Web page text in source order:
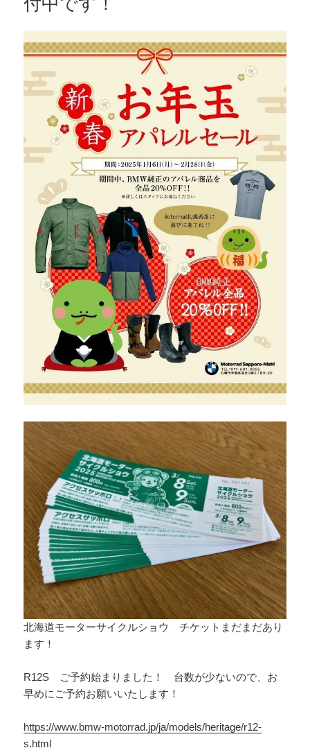
北海道モーターサイクルショウ チケットまだまだあり
ます！
R12S ご予約始まりました！ 台数が少ないので、お
早めにご予約お願いいたします！
https://www.bmw-motorrad.jp/ja/models/heritage/r12-
s.html